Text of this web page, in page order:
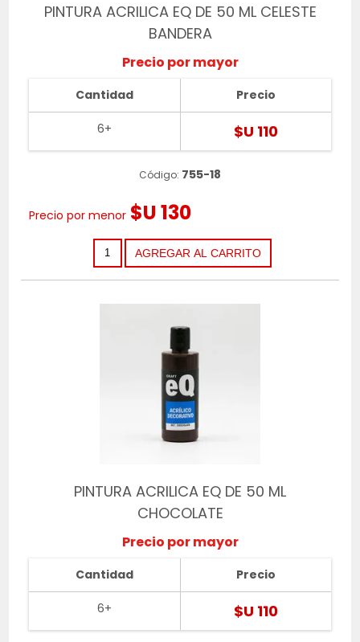
PINTURA ACRILICA EQ DE 50 ML CELESTE
BANDERA
Precio por mayor
Cantidad
6+
Precio
$U 110
Código: 755-18
Precio por menor $U 130
PINTURA ACRILICA EQ DE 50 ML
CHOCOLATE
Precio por mayor
Cantidad
6+
Precio
$U 110